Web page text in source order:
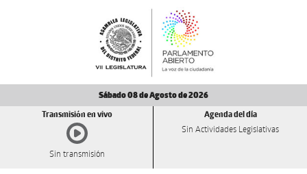
Sábado 08 de Agosto de 2026
Transmisión en vivo
Sin transmisión
Agenda del día
Sin Actividades Legislativas